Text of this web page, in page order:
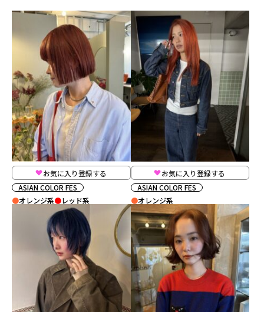
お気に入り登録する
ASIAN COLOR FES
オレンジ系
レッド系
お気に入り登録する
ASIAN COLOR FES
オレンジ系